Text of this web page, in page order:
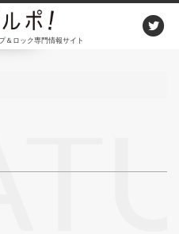
＆ロック専門情報サイト